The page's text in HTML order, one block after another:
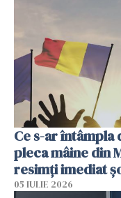
Ce s-ar întâmpla
pleca mâine din
resimți imediat
05 IULIE 2026